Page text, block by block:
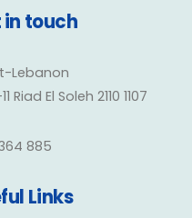
in touch
Lebanon
Riad El Soleh 2110 1107
364 885
Links